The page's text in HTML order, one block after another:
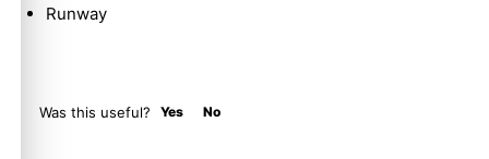
Runway
Was this useful? Yes No